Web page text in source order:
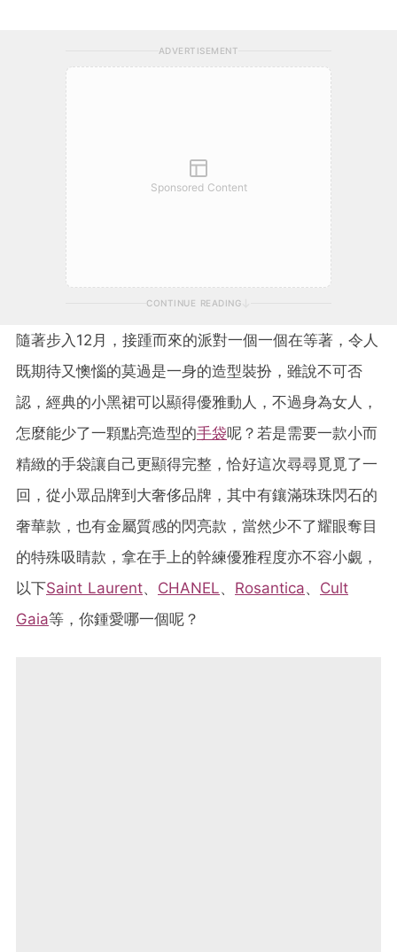
ADVERTISEMENT
Sponsored Content
CONTINUE READING
隨著步入12月，接踵而來的派對一個一個在等著，令人
既期待又懊惱的莫過是一身的造型裝扮，雖說不可否
認，經典的小黑裙可以顯得優雅動人，不過身為女人，
怎麼能少了一顆點亮造型的手袋呢？若是需要一款小而
精緻的手袋讓自己更顯得完整，恰好這次尋尋覓覓了一
回，從小眾品牌到大奢侈品牌，其中有鑲滿珠珠閃石的
奢華款，也有金屬質感的閃亮款，當然少不了耀眼奪目
的特殊吸睛款，拿在手上的幹練優雅程度亦不容小覷，
以下Saint Laurent、 CHANEL、 Rosantica、 Cult
Gaia等，你鍾愛哪一個呢？